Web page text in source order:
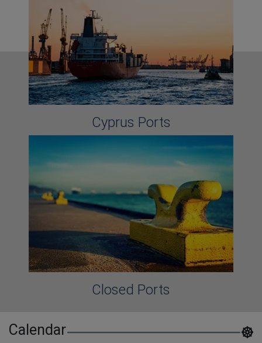
Cyprus Ports
Closed Ports
Calendar